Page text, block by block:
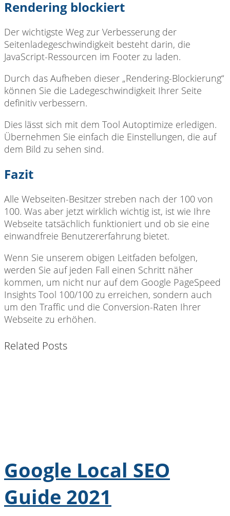
Rendering blockiert
Der wichtigste Weg zur Verbesserung der
Seitenladegeschwindigkeit besteht darin, die
JavaScript-Ressourcen im Footer zu laden.
Durch das Aufheben dieser „Rendering-Blockierung“
können Sie die Ladegeschwindigkeit Ihrer Seite
definitiv verbessern.
Dies lässt sich mit dem Tool Autoptimize erledigen.
Übernehmen Sie einfach die Einstellungen, die auf
dem Bild zu sehen sind.
Fazit
Alle Webseiten-Besitzer streben nach der 100 von
100. Was aber jetzt wirklich wichtig ist, ist wie Ihre
Webseite tatsächlich funktioniert und ob sie eine
einwandfreie Benutzererfahrung bietet.
Wenn Sie unserem obigen Leitfaden befolgen,
werden Sie auf jeden Fall einen Schritt näher
kommen, um nicht nur auf dem Google PageSpeed ​​
Insights Tool 100/100 zu erreichen, sondern auch
um den Traffic und die Conversion-Raten Ihrer
Webseite zu erhöhen.
Related Posts
Google Local SEO
Guide 2021